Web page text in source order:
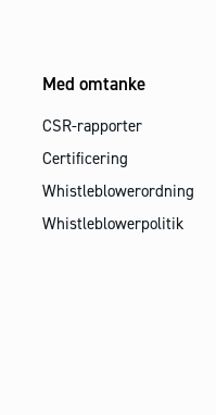
Med omtanke
CSR-rapporter
Certificering
Whistleblowerordning
Whistleblowerpolitik